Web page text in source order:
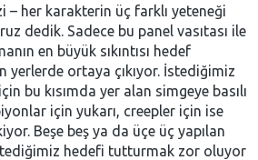
– her karakterin üç farklı yeteneği
dedik. Sadece bu panel vasıtası ile
en büyük sıkıntısı hedef
yerlerde ortaya çıkıyor. İstediğimiz
bu kısımda yer alan simgeye basılı
için yukarı, creepler için ise
Beşe beş ya da üçe üç yapılan
hedefi tutturmak zor oluyor